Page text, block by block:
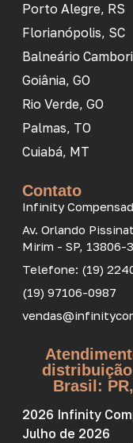
Porto Alegre, RS
Florianópolis, SC
Balneário
Goiânia, GO
Rio Verde, GO
Palmas, TO
Cuiabá, MT
Contato
Infinity
Av. Orlando
Mirim - SP, 13806-
Telefone: (19)
(19) 97106-0987
Brasil:
2026 Infinity
Julho de 2026